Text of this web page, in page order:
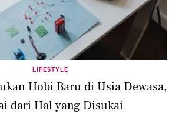
LIFESTYLE
Hobi Baru di Usia Dewasa,
dari Hal yang Disukai